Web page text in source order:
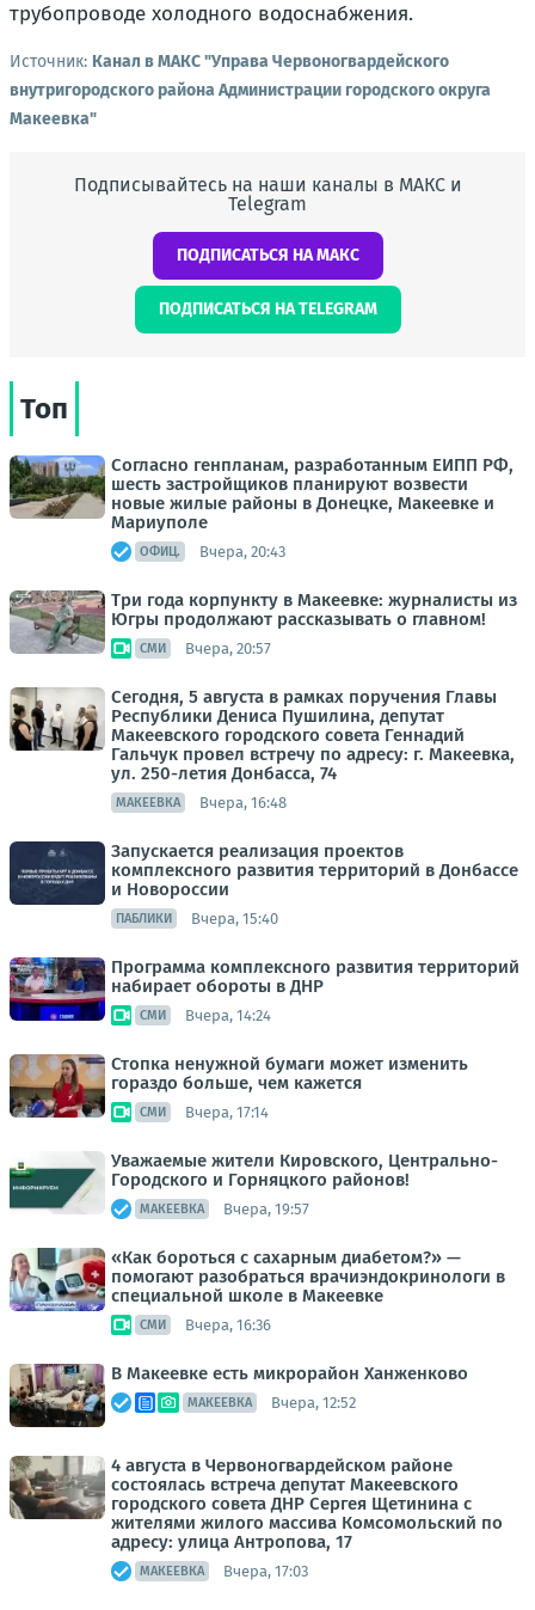
трубопроводе холодного водоснабжения.
Источник: Канал в МАКС "Управа Червоногвардейского
внутригородского района Администрации городского округа
Макеевка"
Подписывайтесь на наши каналы в МАКС и
Telegram
ПОДПИСАТЬСЯ НА МАКС
ПОДПИСАТЬСЯ НА TELEGRAM
Топ
Согласно генпланам, разработанным ЕИПП РФ,
шесть застройщиков планируют возвести
новые жилые районы в Донецке, Макеевке и
Мариуполе
ОФИЦ. Вчера, 20:43
Три года корпункту в Макеевке: журналисты из
Югры продолжают рассказывать о главном!
СМИ Вчера, 20:57
Сегодня, 5 августа в рамках поручения Главы
Республики Дениса Пушилина, депутат
Макеевского городского совета Геннадий
Гальчук провел встречу по адресу: г. Макеевка,
ул. 250-летия Донбасса, 74
МАКЕЕВКА Вчера, 16:48
Запускается реализация проектов
комплексного развития территорий в Донбассе
и Новороссии
ПАБЛИКИ Вчера, 15:40
Программа комплексного развития территорий
набирает обороты в ДНР
СМИ Вчера, 14:24
Стопка ненужной бумаги может изменить
гораздо больше, чем кажется
СМИ Вчера, 17:14
Уважаемые жители Кировского, Центрально-
Городского и Горняцкого районов!
МАКЕЕВКА Вчера, 19:57
«Как бороться с сахарным диабетом?» —
помогают разобраться врачиэндокринологи в
специальной школе в Макеевке
СМИ Вчера, 16:36
В Макеевке есть микрорайон Ханженково
МАКЕЕВКА Вчера, 12:52
4 августа в Червоногвардейском районе
состоялась встреча депутат Макеевского
городского совета ДНР Сергея Щетинина с
жителями жилого массива Комсомольский по
адресу: улица Антропова, 17
МАКЕЕВКА Вчера, 17:03